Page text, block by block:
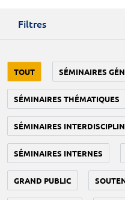
Filtres
TOUT SÉMINAIRES
SÉMINAIRES THÉMATIQUES
SÉMINAIRES
SÉMINAIRES INTERNES
GRAND PUBLIC